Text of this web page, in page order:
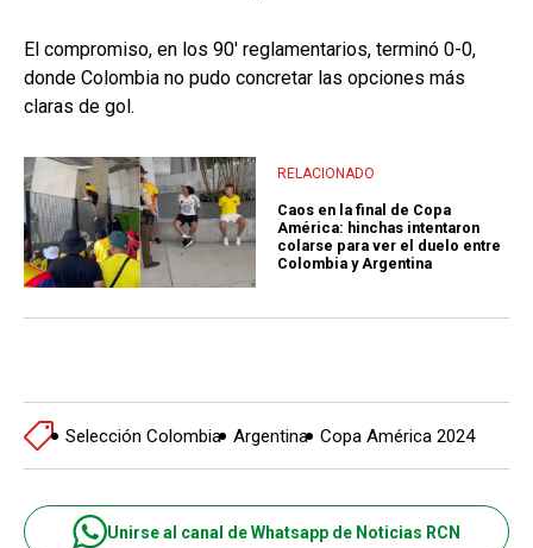
El compromiso, en los 90' reglamentarios, terminó 0-0,
donde Colombia no pudo concretar las opciones más
claras de gol.
RELACIONADO
Caos en la final de Copa
América: hinchas intentaron
colarse para ver el duelo entre
Colombia y Argentina
Selección Colombia Argentina Copa América 2024
Unirse al canal de Whatsapp de Noticias RCN